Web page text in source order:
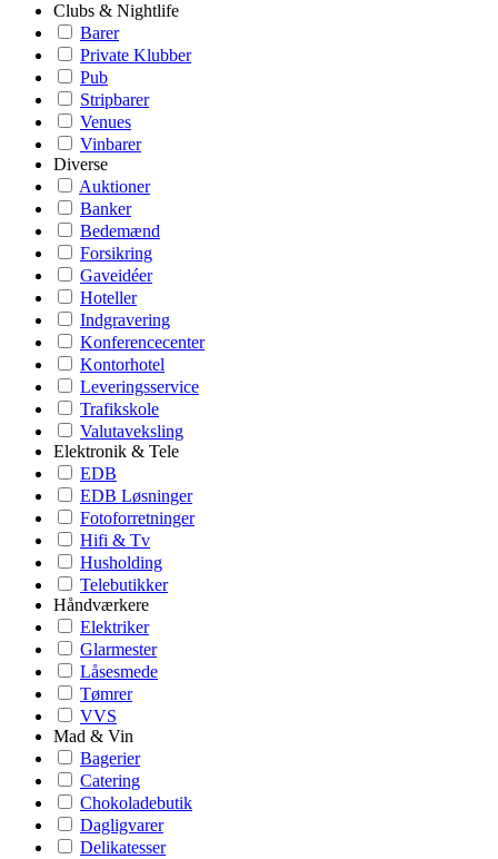
Clubs & Nightlife
Barer
Private Klubber
Pub
Stripbarer
Venues
Vinbarer
Diverse
Auktioner
Banker
Bedemænd
Forsikring
Gaveidéer
Hoteller
Indgravering
Konferencecenter
Kontorhotel
Leveringsservice
Trafikskole
Valutaveksling
Elektronik & Tele
EDB
EDB Løsninger
Fotoforretninger
Hifi & Tv
Husholding
Telebutikker
Håndværkere
Elektriker
Glarmester
Låsesmede
Tømrer
VVS
Mad & Vin
Bagerier
Catering
Chokoladebutik
Dagligvarer
Delikatesser